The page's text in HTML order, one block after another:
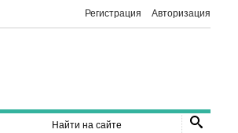
Регистрация Авторизация